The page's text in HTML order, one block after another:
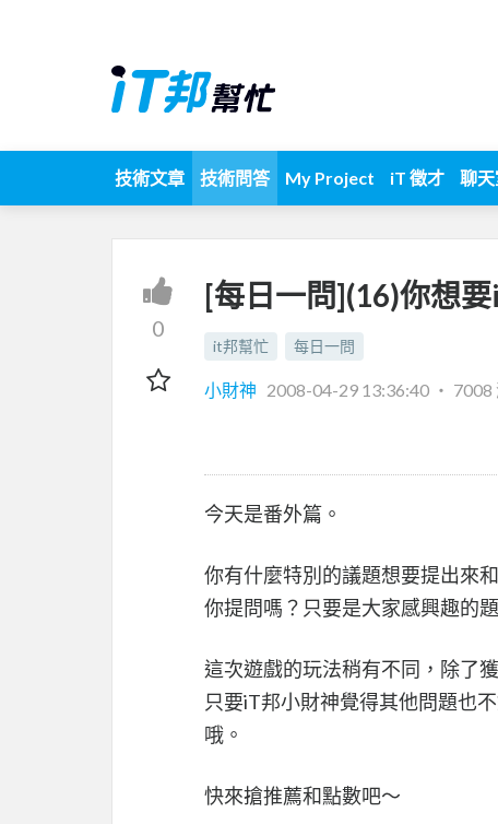
技術文章 技術問答 My Project iT 徵才 聊
0
[每日一問](16)你想
it邦幫忙 每日一問
小財神 2008-04-29 13:36:40 ‧ 7008
今天是番外篇。
你有什麼特別的議題想要提出來
你提問嗎？只要是大家感興趣的
這次遊戲的玩法稍有不同，除了
只要iT邦小財神覺得其他問題也
哦。
快來搶推薦和點數吧～